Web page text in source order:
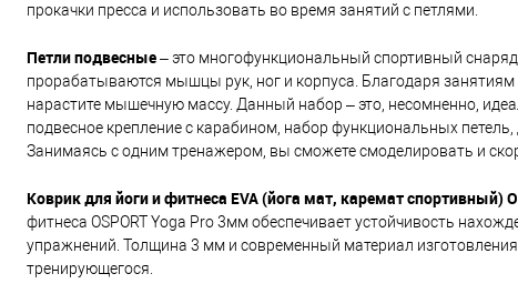
прокачки пресса и использовать во время занятий с петлями.
Петли подвесные– это многофункциональный спортивный
прорабатываются мышцы рук, ног и корпуса. Благодаря
нарастите мышечную массу. Данный набор – это, несомненно,
подвесное крепление с карабином, набор функциональных
Занимаясь с одним тренажером, вы сможете смоделировать и
Коврик для йоги и фитнеса EVA (йога мат, каремат спортивный)
фитнеса OSPORT Yoga Pro 3мм обеспечивает устойчивость
упражнений. Толщина 3 мм и современный материал
тренирующегося.